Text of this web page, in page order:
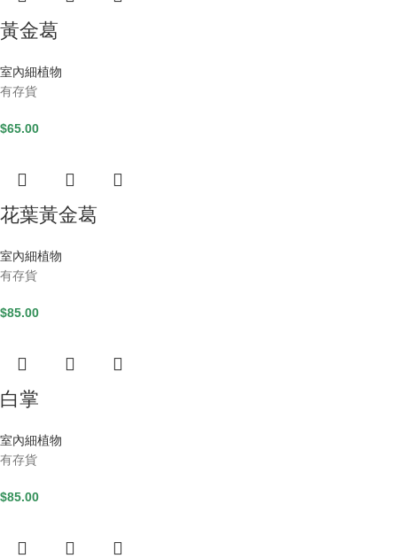
黃金葛
室內細植物
有存貨
$65.00
花葉黃金葛
室內細植物
有存貨
$85.00
白掌
室內細植物
有存貨
$85.00